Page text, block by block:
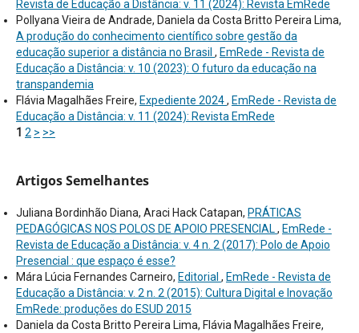
Revista de Educação a Distância: v. 11 (2024): Revista EmRede
Pollyana Vieira de Andrade, Daniela da Costa Britto Pereira Lima,
A produção do conhecimento científico sobre gestão da
educação superior a distância no Brasil , EmRede - Revista de
Educação a Distância: v. 10 (2023): O futuro da educação na
transpandemia
Flávia Magalhães Freire, Expediente 2024, EmRede - Revista de
Educação a Distância: v. 11 (2024): Revista EmRede
1 2 > >>
Artigos Semelhantes
Juliana Bordinhão Diana, Araci Hack Catapan, PRÁTICAS
PEDAGÓGICAS NOS POLOS DE APOIO PRESENCIAL , EmRede -
Revista de Educação a Distância: v. 4 n. 2 (2017): Polo de Apoio
Presencial : que espaço é esse?
Mára Lúcia Fernandes Carneiro, Editorial , EmRede - Revista de
Educação a Distância: v. 2 n. 2 (2015): Cultura Digital e Inovação
EmRede: produções do ESUD 2015
Daniela da Costa Britto Pereira Lima, Flávia Magalhães Freire,